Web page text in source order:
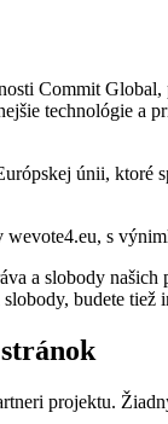
Commit
technológie a
únii,
s
a slobody
budete tiež
projektu.